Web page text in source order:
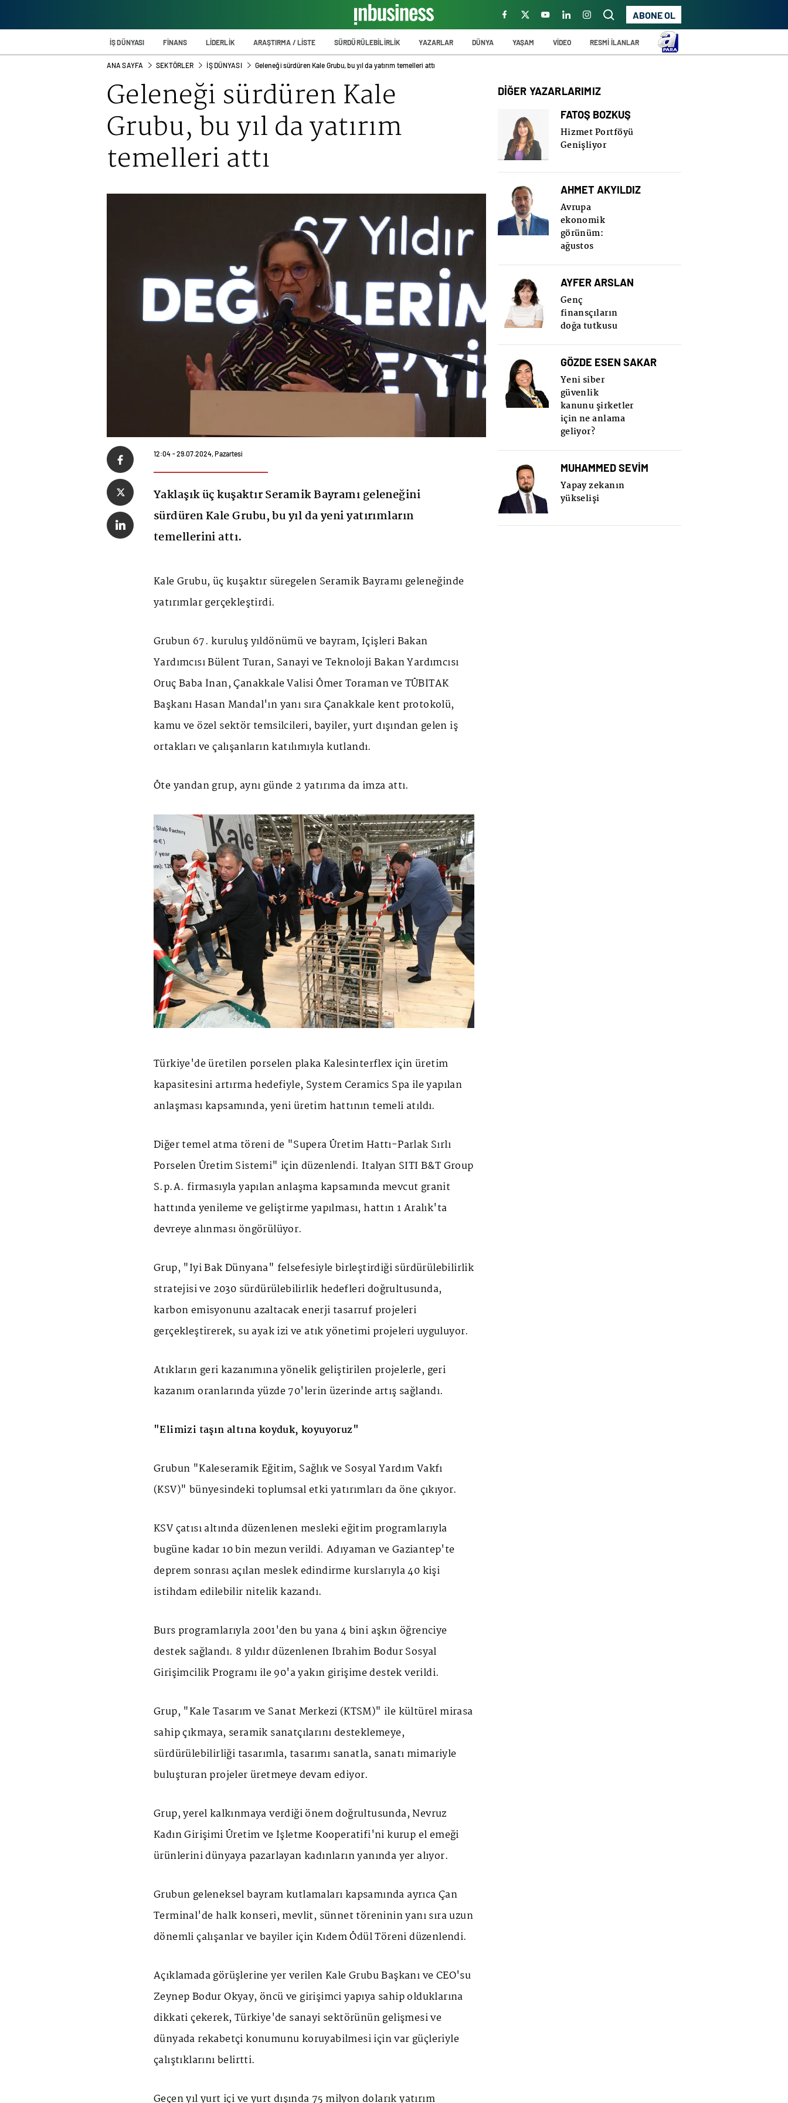
ABONE OL
İŞ DÜNYASI FİNANS LİDERLİK ARAŞTIRMA / LİSTE SÜRDÜRÜLEBİLİRLİK YAZARLAR DÜNYA YAŞAM VİDEO RESMİ İLANLAR
ANA SAYFA SEKTÖRLER İŞ DÜNYASI Geleneği sürdüren Kale Grubu, bu yıl da yatırım temelleri attı
Geleneği sürdüren Kale
Grubu, bu yıl da yatırım
temelleri attı
12:04 - 29.07.2024, Pazartesi
Yaklaşık üç kuşaktır Seramik Bayramı geleneğini
sürdüren Kale Grubu, bu yıl da yeni yatırımların
temellerini attı.
Kale Grubu, üç kuşaktır süregelen Seramik Bayramı geleneğinde
yatırımlar gerçekleştirdi.
Grubun 67. kuruluş yıldönümü ve bayram, İçişleri Bakan
Yardımcısı Bülent Turan, Sanayi ve Teknoloji Bakan Yardımcısı
Oruç Baba İnan, Çanakkale Valisi Ömer Toraman ve TÜBİTAK
Başkanı Hasan Mandal'ın yanı sıra Çanakkale kent protokolü,
kamu ve özel sektör temsilcileri, bayiler, yurt dışından gelen iş
ortakları ve çalışanların katılımıyla kutlandı.
Öte yandan grup, aynı günde 2 yatırıma da imza attı.
Türkiye'de üretilen porselen plaka Kalesinterflex için üretim
kapasitesini artırma hedefiyle, System Ceramics Spa ile yapılan
anlaşması kapsamında, yeni üretim hattının temeli atıldı.
Diğer temel atma töreni de "Supera Üretim Hattı-Parlak Sırlı
Porselen Üretim Sistemi" için düzenlendi. İtalyan SITI B&T Group
S.p.A. firmasıyla yapılan anlaşma kapsamında mevcut granit
hattında yenileme ve geliştirme yapılması, hattın 1 Aralık'ta
devreye alınması öngörülüyor.
Grup, "İyi Bak Dünyana" felsefesiyle birleştirdiği sürdürülebilirlik
stratejisi ve 2030 sürdürülebilirlik hedefleri doğrultusunda,
karbon emisyonunu azaltacak enerji tasarruf projeleri
gerçekleştirerek, su ayak izi ve atık yönetimi projeleri uyguluyor.
Atıkların geri kazanımına yönelik geliştirilen projelerle, geri
kazanım oranlarında yüzde 70'lerin üzerinde artış sağlandı.
"Elimizi taşın altına koyduk, koyuyoruz"
Grubun "Kaleseramik Eğitim, Sağlık ve Sosyal Yardım Vakfı
(KSV)" bünyesindeki toplumsal etki yatırımları da öne çıkıyor.
KSV çatısı altında düzenlenen mesleki eğitim programlarıyla
bugüne kadar 10 bin mezun verildi. Adıyaman ve Gaziantep'te
deprem sonrası açılan meslek edindirme kurslarıyla 40 kişi
istihdam edilebilir nitelik kazandı.
Burs programlarıyla 2001'den bu yana 4 bini aşkın öğrenciye
destek sağlandı. 8 yıldır düzenlenen İbrahim Bodur Sosyal
Girişimcilik Programı ile 90'a yakın girişime destek verildi.
Grup, "Kale Tasarım ve Sanat Merkezi (KTSM)" ile kültürel mirasa
sahip çıkmaya, seramik sanatçılarını desteklemeye,
sürdürülebilirliği tasarımla, tasarımı sanatla, sanatı mimariyle
buluşturan projeler üretmeye devam ediyor.
Grup, yerel kalkınmaya verdiği önem doğrultusunda, Nevruz
Kadın Girişimi Üretim ve İşletme Kooperatifi'ni kurup el emeği
ürünlerini dünyaya pazarlayan kadınların yanında yer alıyor.
Grubun geleneksel bayram kutlamaları kapsamında ayrıca Çan
Terminal'de halk konseri, mevlit, sünnet töreninin yanı sıra uzun
dönemli çalışanlar ve bayiler için Kıdem Ödül Töreni düzenlendi.
Açıklamada görüşlerine yer verilen Kale Grubu Başkanı ve CEO'su
Zeynep Bodur Okyay, öncü ve girişimci yapıya sahip olduklarına
dikkati çekerek, Türkiye'de sanayi sektörünün gelişmesi ve
dünyada rekabetçi konumunu koruyabilmesi için var güçleriyle
çalıştıklarını belirtti.
Geçen yıl yurt içi ve yurt dışında 75 milyon dolarık yatırım
DİĞER YAZARLARIMIZ
FATOŞ BOZKUŞ
Hizmet Portföyü
Genişliyor
AHMET AKYILDIZ
Avrupa
ekonomik
görünüm:
ağustos
AYFER ARSLAN
Genç
finansçıların
doğa tutkusu
GÖZDE ESEN SAKAR
Yeni siber
güvenlik
kanunu şirketler
için ne anlama
geliyor?
MUHAMMED SEVİM
Yapay zekanın
yükselişi